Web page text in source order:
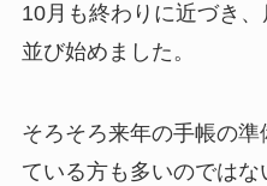
10月も終わりに近づき
並び始めました。
そろそろ来年の手帳の準
ている方も多いのではな